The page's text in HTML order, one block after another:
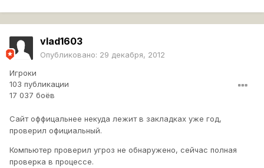
vlad1603
Опубликовано: 29 декабря, 2012
Игроки
103 публикации
17 037 боёв
Сайт оффицальнее некуда лежит в закладках уже год,
проверил официальный.
Компьютер проверил угроз не обнаружено, сейчас полная
проверка в процессе.